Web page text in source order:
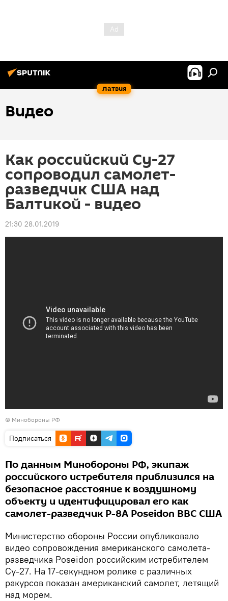
Латвия
Видео
Как российский Су-27
сопроводил самолет-
разведчик США над
Балтикой - видео
21:30 28.01.2019
© Минобороны РФ
Подписаться
По данным Минобороны РФ, экипаж
российского истребителя приблизился на
безопасное расстояние к воздушному
объекту и идентифицировал его как
самолет-разведчик P-8A Poseidon ВВС США
Министерство обороны России опубликовало
видео сопровождения американского самолета-
разведчика Poseidon российским истребителем
Су-27. На 17-секундном ролике с различных
ракурсов показан американский самолет, летящий
над морем.